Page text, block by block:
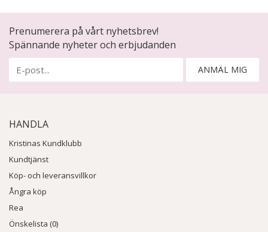
Prenumerera på vårt nyhetsbrev!
Spännande nyheter och erbjudanden
ANMÄL MIG
HANDLA
Kristinas Kundklubb
Kundtjänst
Köp- och leveransvillkor
Ångra köp
Rea
Önskelista (0)